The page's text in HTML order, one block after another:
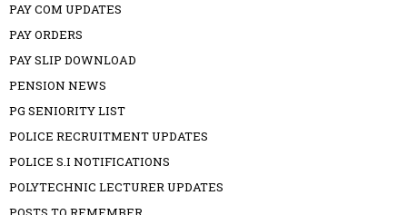
PAY COM UPDATES
PAY ORDERS
PAY SLIP DOWNLOAD
PENSION NEWS
PG SENIORITY LIST
POLICE RECRUITMENT UPDATES
POLICE S.I NOTIFICATIONS
POLYTECHNIC LECTURER UPDATES